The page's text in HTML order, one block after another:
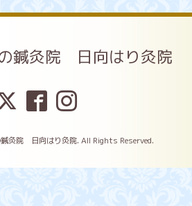
鍼灸院 日向はり灸院
鍼灸院 日向はり灸院. All Rights Reserved.